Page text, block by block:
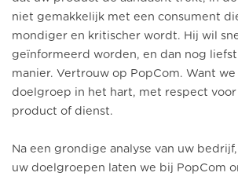
niet gemakkelijk met een consument
mondiger en kritischer wordt. Hij wil
geïnformeerd worden, en dan nog
manier. Vertrouw op PopCom. Want
doelgroep in het hart, met respect
product of dienst.
Na een grondige analyse van uw
uw doelgroepen laten we bij PopCom